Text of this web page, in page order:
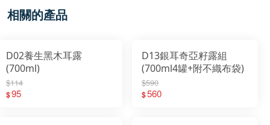
相關的產品
D02養生黑木耳露
(700ml)
$114
$95
D13銀耳奇亞籽露組
(700ml4罐+附不織布袋)
$590
$560